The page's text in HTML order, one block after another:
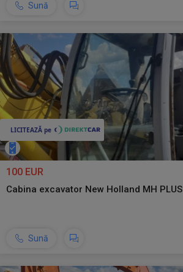
Sună
100 EUR
Cabina excavator New Holland MH PLUS
Sună